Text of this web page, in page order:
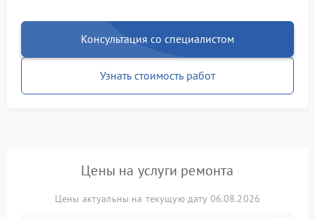
Консультация со специалистом
Узнать стоимость работ
Цены на услуги ремонта
Цены актуальны на текущую дату 06.08.2026